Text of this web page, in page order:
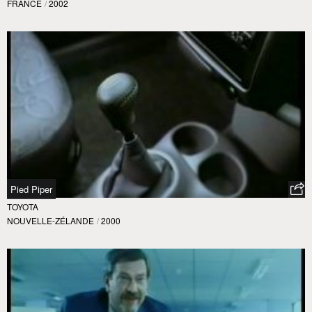
FRANCE / 2002
Pied Piper
TOYOTA
NOUVELLE-ZÉLANDE / 2000